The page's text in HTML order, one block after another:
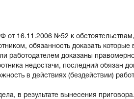
от 16.11.2006 №52 к
обязанность доказать которые
работодателем доказаны
недостачи, последний обязан
в действиях (бездействии)
в результате вынесения